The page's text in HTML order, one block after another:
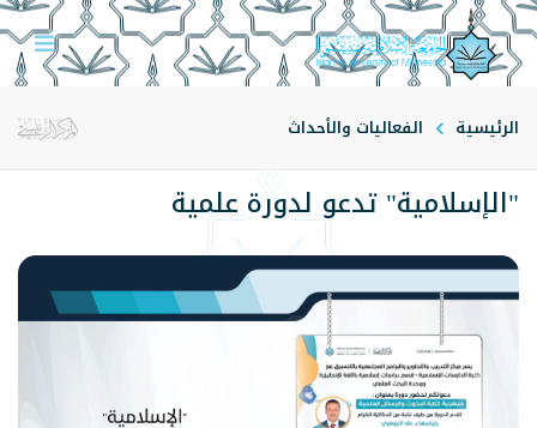
الرئيسية الفعاليات والأحداث
"الإسلامية" تدعو لدورة علمية